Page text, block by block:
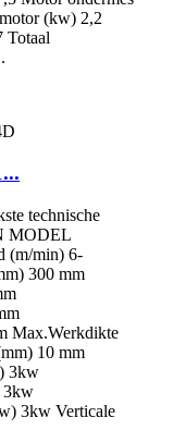
(kw) 2,2
Totaal
technische
MODEL
(m/min) 6-
300 mm
Max.Werkdikte
10 mm
3kw
3kw
3kw Verticale